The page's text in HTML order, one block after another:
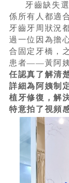
牙齒缺失
係所有人都適
牙齒牙周狀況
過一位因為擔
合固定牙橋，
患者——黃阿
任認真了解清
詳細為阿姨制
植牙修復，解
特意拍了視頻